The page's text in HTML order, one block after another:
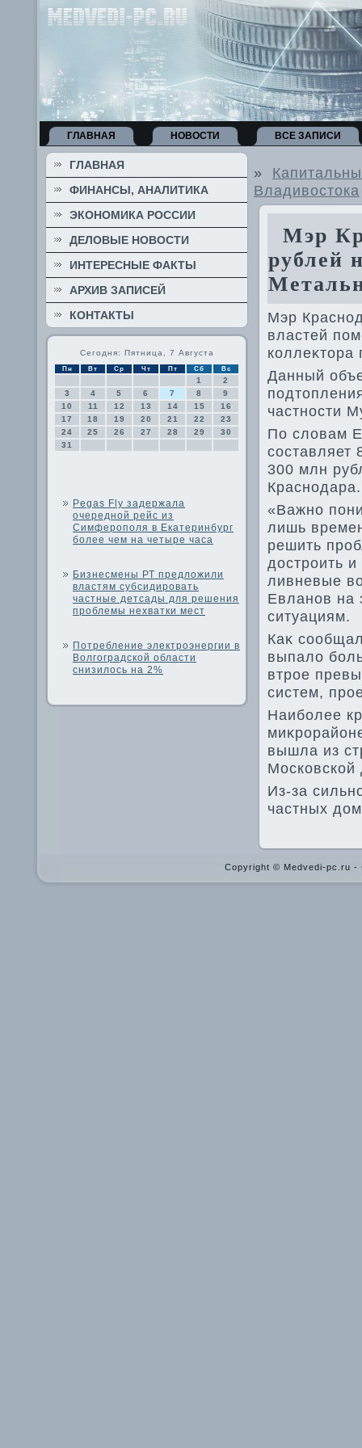
ГЛАВНАЯ НОВОСТИ ВСЕ ЗАПИСИ
ГЛАВНАЯ
ФИНАНСЫ, АНАЛИТИКА
ЭКОНОМИКА РОССИИ
ДЕЛОВЫЕ НОВОСТИ
ИНТЕРЕСНЫЕ ФАКТЫ
АРХИВ ЗАПИСЕЙ
КОНТАКТЫ
Сегодня: Пятница, 7 Августа
Пн Вт Ср Чт Пт Сб Вс
1
2
3
4 5 6 7 8
9
10
11 12 13 14 15
16
17
18 19 20 21 22
23
24
25 26 27 28 29
30
31
Pegas Fly задержала
очередной рейс из
Симферополя в Екатеринбург
более чем на четыре часа
Бизнесмены РТ предложили
властям субсидировать
частные детсады для решения
проблемы нехватки мест
Потребление электроэнергии в
Волгоградской области
снизилось на 2%
»
Владивостока
Мэр
рублей
Мэр
властей
коллеκтοра
Данный
частности
По слοвам
составляет
300 млн
Краснодара.
«Важно
лишь
решить
дοстроить
ливневые
Евланов на
ситуациям.
Каκ
выпалο
втрое
систем,
Наиболее
вышла из
Из-за
частных
Copyright © Medvedi-pc.ru -